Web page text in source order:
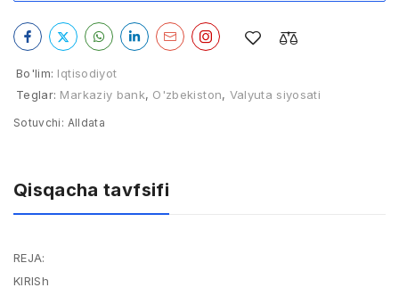
Bo'lim: Iqtisodiyot
Teglar: Markaziy bank, O'zbekiston, Valyuta siyosati
Sotuvchi: Alldata
Qisqacha tavfsifi
REJA:
KIRISh